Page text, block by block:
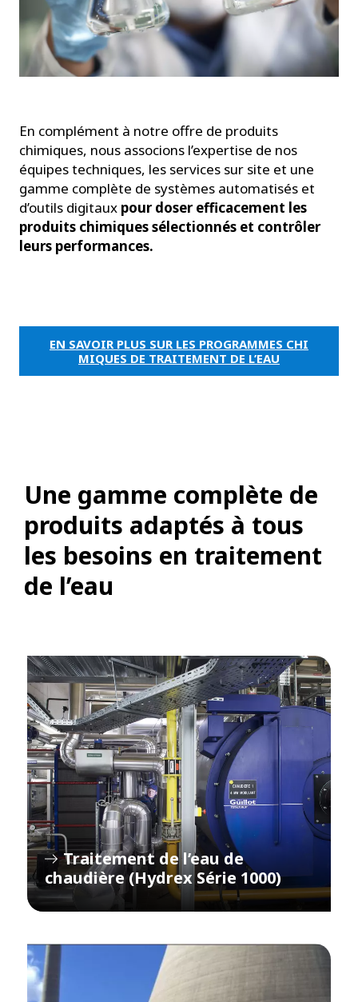
En complément à notre offre de produits
chimiques, nous associons l’expertise de nos
équipes techniques, les services sur site et une
gamme complète de systèmes automatisés et
d’outils digitaux pour doser efficacement les
produits chimiques sélectionnés et contrôler
leurs performances.
EN SAVOIR PLUS SUR LES PROGRAMMES CHI
MIQUES DE TRAITEMENT DE L’EAU
Une gamme complète de
produits adaptés à tous
les besoins en traitement
de l’eau
Traitement de l’eau de
chaudière (Hydrex Série 1000)